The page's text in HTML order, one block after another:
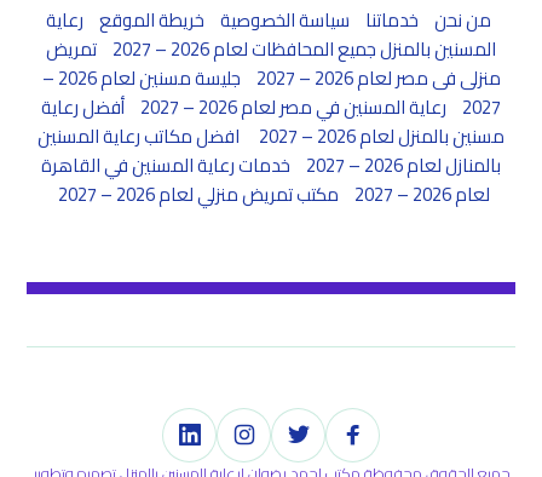
من نحن خدماتنا سياسة الخصوصية خريطة الموقع رعاية
المسنين بالمنزل جميع المحافظات لعام 2026 – 2027
تمريض
منزلى فى مصر لعام 2026 – 2027
جليسة مسنين لعام 2026 –
2027 رعاية المسنين في مصر لعام 2026 – 2027
أفضل رعاية
مسنين بالمنزل لعام 2026 – 2027
افضل مكاتب رعاية المسنين
بالمنازل لعام 2026 – 2027
خدمات رعاية المسنين في القاهرة
لعام 2026 – 2027
مكتب تمريض منزلي لعام 2026 – 2027